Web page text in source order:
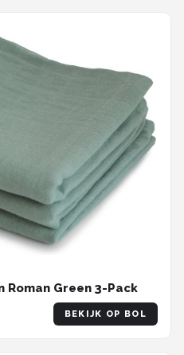
Roman Green 3-Pack
BEKIJK OP BOL